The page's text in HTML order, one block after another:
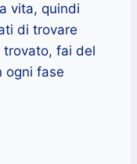
vita, quindi
di trovare
trovato, fai del
ogni fase